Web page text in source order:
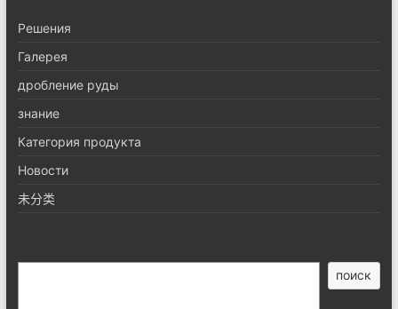
Pешения
Галерея
дробление руды
знание
Категория продукта
Новости
未分类
поиск